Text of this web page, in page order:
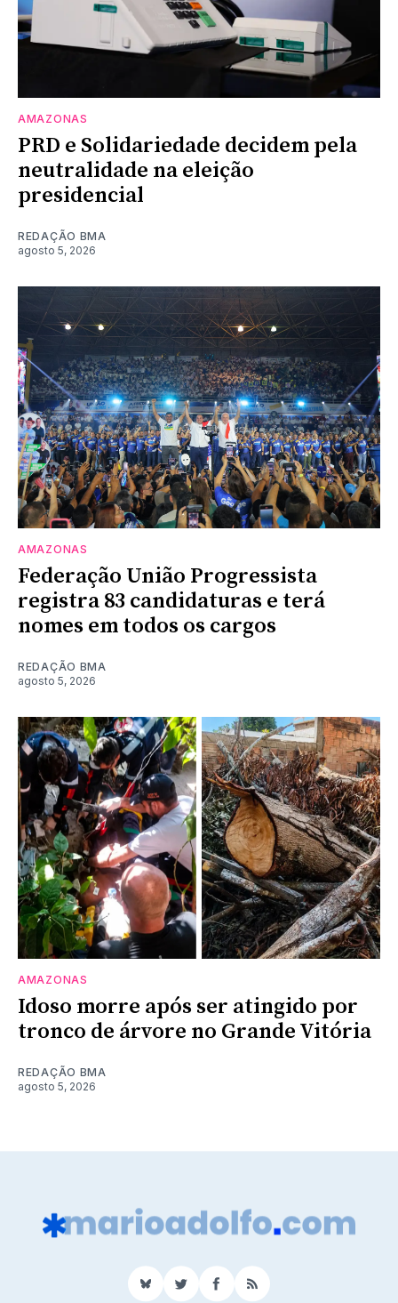
AMAZONAS
PRD e Solidariedade decidem pela
neutralidade na eleição
presidencial
REDAÇÃO BMA
agosto 5, 2026
AMAZONAS
Federação União Progressista
registra 83 candidaturas e terá
nomes em todos os cargos
REDAÇÃO BMA
agosto 5, 2026
AMAZONAS
Idoso morre após ser atingido por
tronco de árvore no Grande Vitória
REDAÇÃO BMA
agosto 5, 2026
BlueSkyTwitterFacebook
RSS